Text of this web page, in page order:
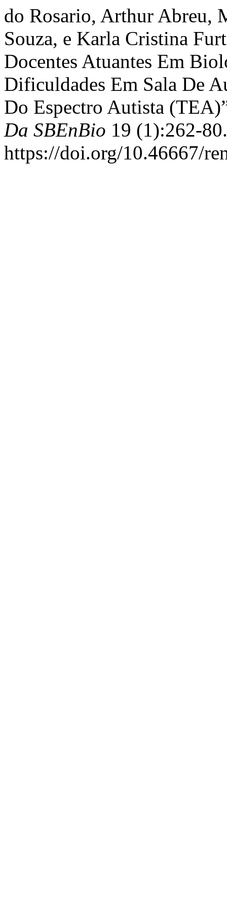
do Rosario, Arthur Abreu,
Souza, e Karla Cristina
Docentes Atuantes Em
Dificuldades Em Sala De
Do Espectro Autista
Da SBEnBio 19 (1):262-80.
https://doi.org/10.46667/